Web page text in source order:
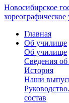
Новосибирское
Главная
Об училище
Об училище
Сведения об
История
Наши
состав